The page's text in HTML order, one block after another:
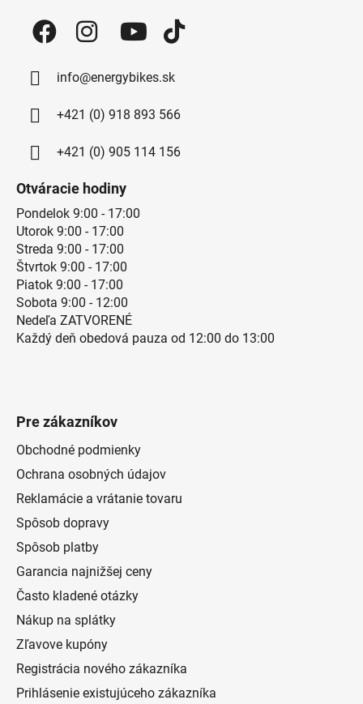
info@energybikes.sk
+421 (0) 918 893 566
+421 (0) 905 114 156
Otváracie hodiny
Pondelok 9:00 - 17:00
Utorok 9:00 - 17:00
Streda 9:00 - 17:00
Štvrtok 9:00 - 17:00
Piatok 9:00 - 17:00
Sobota 9:00 - 12:00
Nedeľa ZATVORENÉ
Každý deň obedová pauza od 12:00 do 13:00
Pre zákazníkov
Obchodné podmienky
Ochrana osobných údajov
Reklamácie a vrátanie tovaru
Spôsob dopravy
Spôsob platby
Garancia najnižšej ceny
Často kladené otázky
Nákup na splátky
Zľavove kupóny
Registrácia nového zákazníka
Prihlásenie existujúceho zákazníka